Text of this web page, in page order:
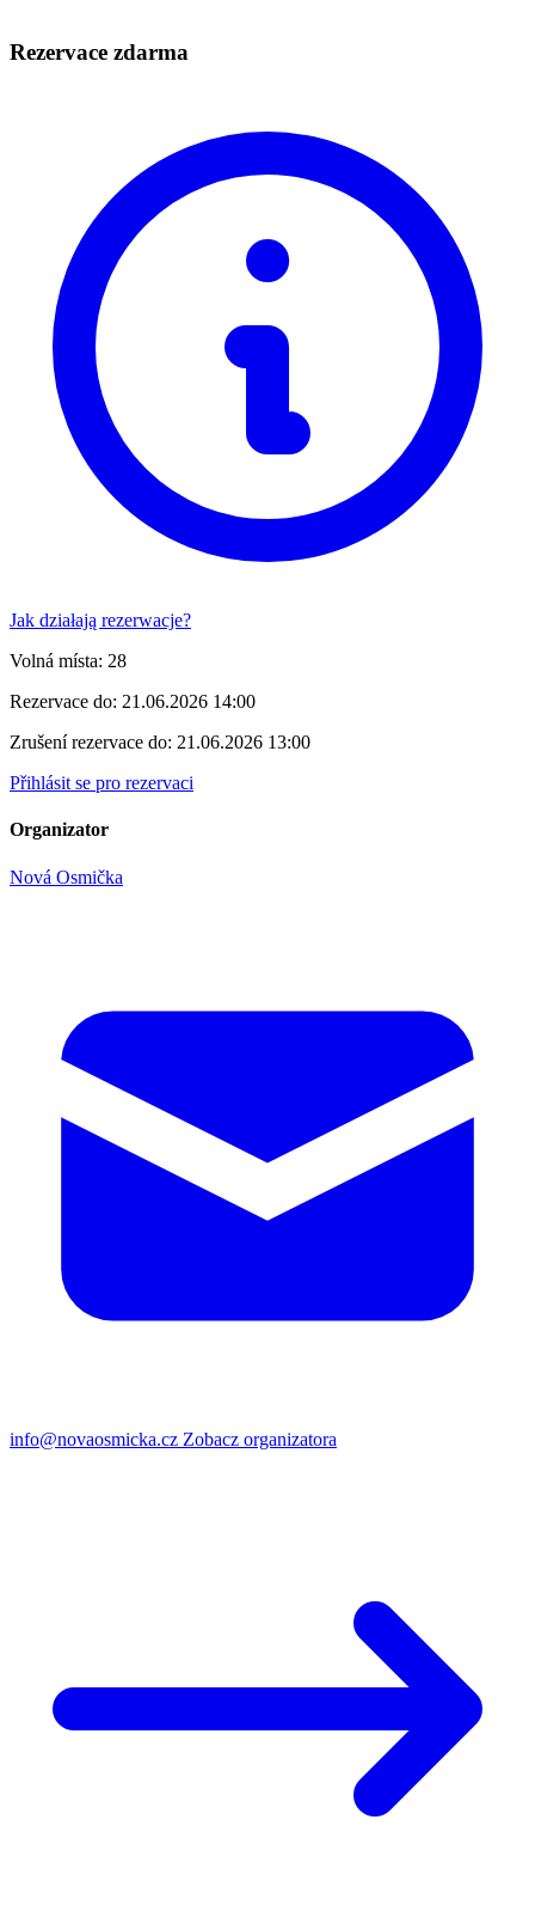
Rezervace zdarma
Jak działają rezerwacje?
Volná místa: 28
Rezervace do: 21.06.2026 14:00
Zrušení rezervace do: 21.06.2026 13:00
Přihlásit se pro rezervaci
Organizator
Nová Osmička
info@novaosmicka.cz Zobacz organizatora